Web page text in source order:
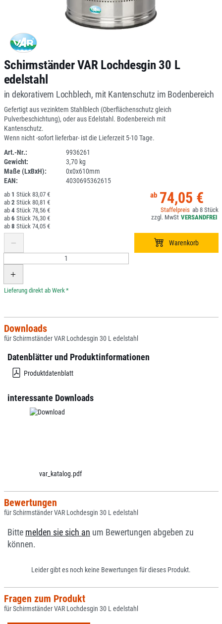
Schirmständer VAR Lochdesgin 30 L
edelstahl
in dekorativem Lochblech, mit Kantenschutz im Bodenbereich
Gefertigt aus vezinktem Stahlblech (Oberflächenschutz gleich
Pulverbeschichtung), oder aus Edelstahl. Bodenbereich mit
Kantenschutz.
Wenn nicht -sofort lieferbar- ist die Lieferzeit 5-10 Tage.
Art.-Nr.:
9936261
Gewicht:
3,70 kg
Maße (LxBxH):
0x0x610mm
EAN:
4030695362615
74,05 €
8
1
83,07 €
2
80,81 €
4
78,56 €
6
76,30 €
8
74,05 €
*
Downloads
für Schirmständer VAR Lochdesgin 30 L edelstahl
Datenblätter und Produktinformationen
Produktdatenblatt
interessante Downloads
var_katalog.pdf
Bewertungen
für Schirmständer VAR Lochdesgin 30 L edelstahl
Bitte melden sie sich an um Bewertungen abgeben zu
können.
Leider gibt es noch keine Bewertungen für dieses Produkt.
Fragen zum Produkt
für Schirmständer VAR Lochdesgin 30 L edelstahl